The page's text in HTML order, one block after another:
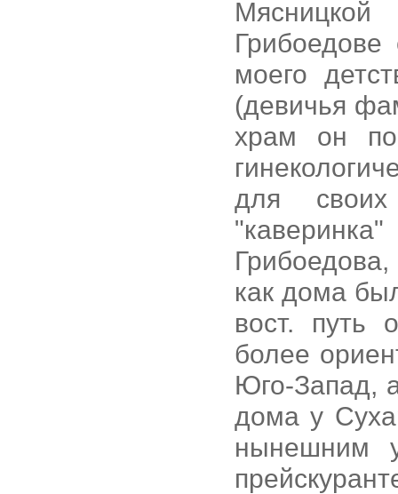
моего
(девичья
храм он
для
Грибоедова,
как дома
вост. путь
более
Юго-Запад,
дома у
нынешним